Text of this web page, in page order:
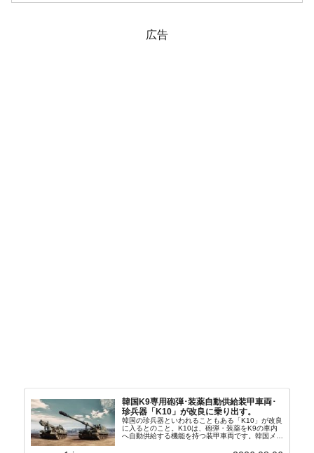
広告
韓国K9専用砲弾･装薬自動供給装甲車両･
珍兵器「K10」が改良に乗り出す。
韓国の珍兵器といわれることもある「K10」が改良
に入るとのこと。K10は、砲弾・装薬をK9の車内
へ自動供給する機能を持つ装甲車両です。韓国メデ
から以下に一部を引きます。2005年に初めて...